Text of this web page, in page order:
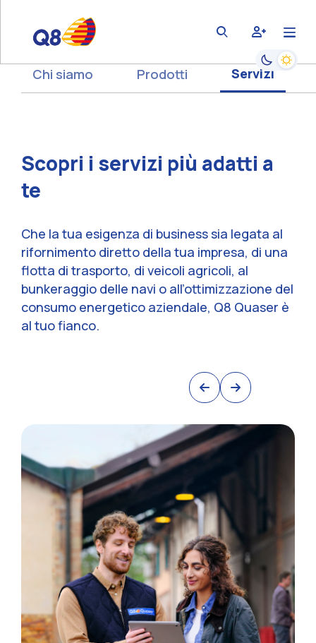
magnifying-glass user-plus bars
Passa alla
Chi siamo Prodotti Servizi
Scopri i servizi più adatti a
te
Che la tua esigenza di business sia legata al
rifornimento diretto della tua impresa, di una
flotta di trasporto, di veicoli agricoli, al
bunkeraggio delle navi o all’ottimizzazione del
consumo energetico aziendale, Q8 Quaser è
al tuo fianco.